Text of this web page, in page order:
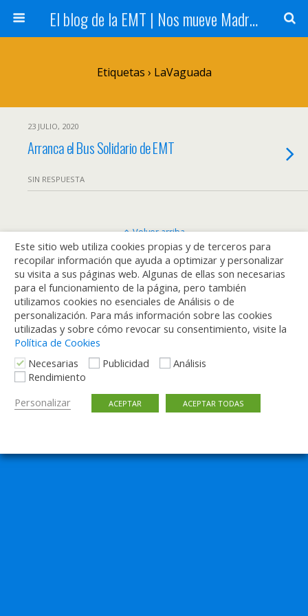
El blog de la EMT | Nos mueve Madrid
Etiquetas › LaVaguada
23 JULIO, 2020
Arranca el Bus Solidario de EMT
SIN RESPUESTA
Volver arriba
Móvil Escritorio
Este sitio web utiliza cookies propias y de terceros para
recopilar información que ayuda a optimizar y personalizar
su visita a sus páginas web. Algunas de ellas son necesarias
para el funcionamiento de la página, pero también
utilizamos cookies no esenciales de Análisis o de
personalización. Para más información sobre las cookies
utilizadas y sobre cómo revocar su consentimiento, visite la
Política de Cookies
Necesarias
Publicidad
Análisis
Rendimiento
Personalizar
ACEPTAR ACEPTAR TODAS